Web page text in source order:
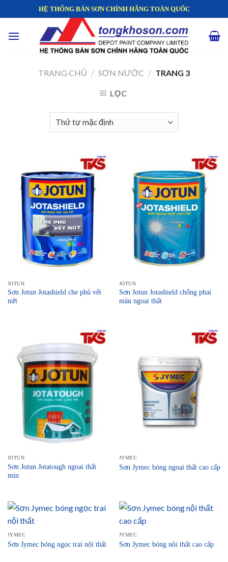
to
content
HỆ THỐNG BÁN SƠN CHÍNH HÃNG TOÀN QUỐC
TRANG CHỦ / SƠN NƯỚC / TRANG 3
LỌC
JOTUN
Sơn Jotun Jotashield che phủ vết
nứt
JOTUN
Sơn Jotun Jotashield chống phai
màu ngoại thất
JOTUN
Sơn Jotun Jotatough ngoại thất
mịn
JYMEC
Sơn Jymec bóng ngoại thất cao cấp
JYMEC
Sơn Jymec bóng ngọc trai nội thất
JYMEC
Sơn Jymec bóng nội thất cao cấp